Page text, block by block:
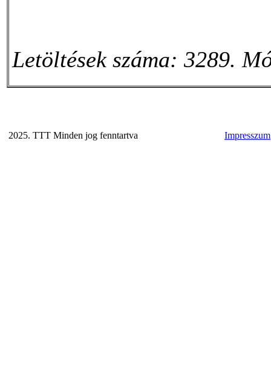
Letöltések száma: 3289.
2025. TTT Minden jog fenntartva Impresszum